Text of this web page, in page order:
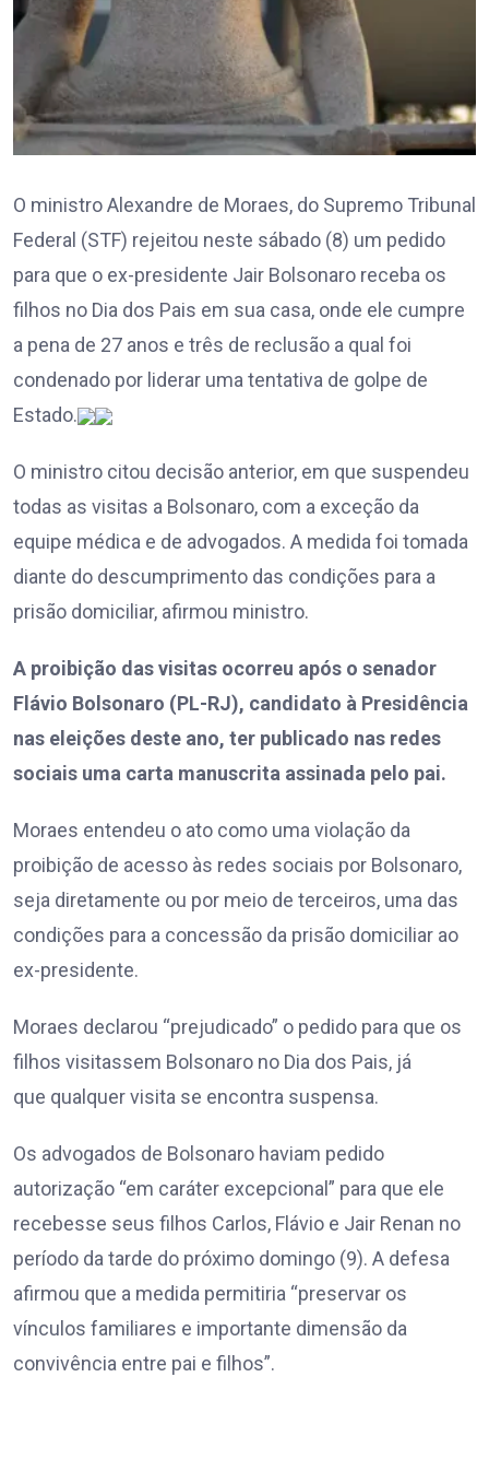
O ministro Alexandre de Moraes, do Supremo Tribunal
Federal (STF) rejeitou neste sábado (8) um pedido
para que o ex-presidente Jair Bolsonaro receba os
filhos no Dia dos Pais em sua casa, onde ele cumpre
a pena de 27 anos e três de reclusão a qual foi
condenado por liderar uma tentativa de golpe de
Estado.
O ministro citou decisão anterior, em que suspendeu
todas as visitas a Bolsonaro, com a exceção da
equipe médica e de advogados. A medida foi tomada
diante do descumprimento das condições para a
prisão domiciliar, afirmou ministro.
A proibição das visitas ocorreu após o senador
Flávio Bolsonaro (PL-RJ), candidato à Presidência
nas eleições deste ano, ter publicado nas redes
sociais uma carta manuscrita assinada pelo pai.
Moraes entendeu o ato como uma violação da
proibição de acesso às redes sociais por Bolsonaro,
seja diretamente ou por meio de terceiros, uma das
condições para a concessão da prisão domiciliar ao
ex-presidente.
Moraes declarou “prejudicado” o pedido para que os
filhos visitassem Bolsonaro no Dia dos Pais, já
que qualquer visita se encontra suspensa.
Os advogados de Bolsonaro haviam pedido
autorização “em caráter excepcional” para que ele
recebesse seus filhos Carlos, Flávio e Jair Renan no
período da tarde do próximo domingo (9). A defesa
afirmou que a medida permitiria “preservar os
vínculos familiares e importante dimensão da
convivência entre pai e filhos”.